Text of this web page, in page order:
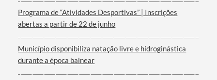
Programa de “Atividades Desportivas” | Inscrições
abertas a partir de 22 de junho
Município disponibiliza natação livre e hidroginástica
durante a época balnear